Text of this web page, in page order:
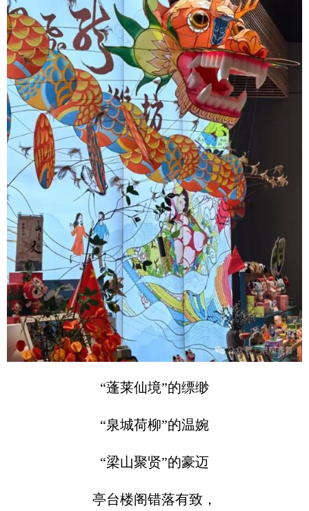
“蓬莱仙境”的缥缈
“泉城荷柳”的温婉
“梁山聚贤”的豪迈
亭台楼阁错落有致，